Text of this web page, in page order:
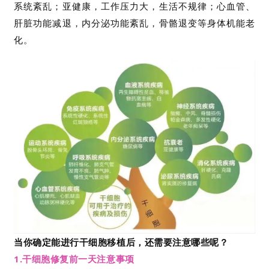
系统紊乱 ；亚健康，工作压力大，生活不规律；心血管、
肝脏功能减退，内分泌功能紊乱，骨骼退变等身体机能老
化。
当你确定能进行干细胞移植后，还需要注意哪些呢？
1.干细胞修复前一天注意事项